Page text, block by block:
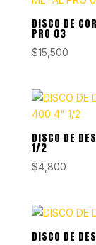
DISCO DE
PRO 03
$15,500
DISCO DE
1/2
$4,800
DISCO DE